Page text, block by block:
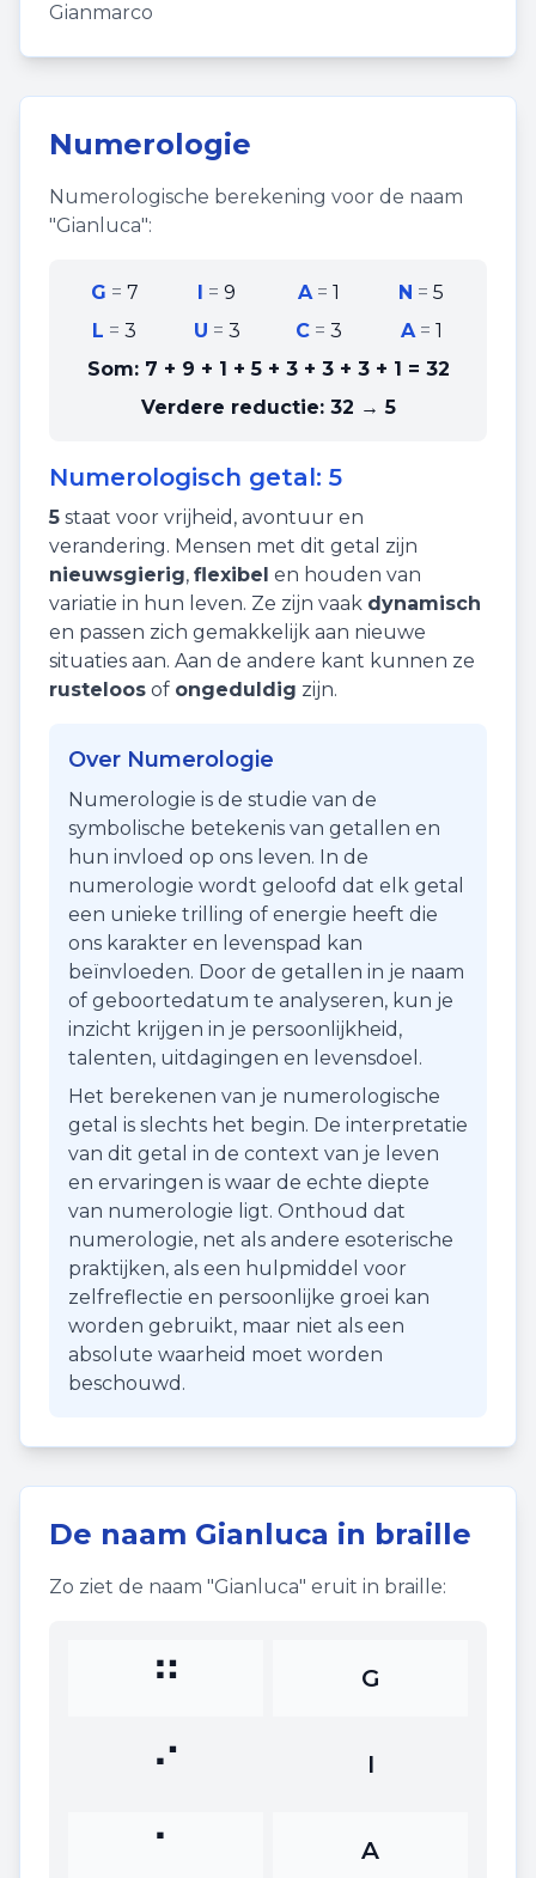
Gianmarco
Numerologie
Numerologische berekening voor de naam
"Gianluca":
G = 7 I =9 A=1 N =5
L =3 U = 3 C =3 A= 1
Som: 7 + 9 + 1 + 5 + 3 + 3 + 3 + 1 = 32
Verdere reductie: 32 → 5
Numerologisch getal: 5
5 staat voor vrijheid , avontuur en
verandering. Mensen met dit getal zijn
nieuwsgierig, flexibel en houden van
variatie in hun leven. Ze zijn vaak dynamisch
en passen zich gemakkelijk aan nieuwe
situaties aan. Aan de andere kant kunnen ze
rusteloos of ongeduldig zijn.
Over Numerologie
Numerologie is de studie van de
symbolische betekenis van getallen en
hun invloed op ons leven. In de
numerologie wordt geloofd dat elk getal
een unieke trilling of energie heeft die
ons karakter en levenspad kan
beïnvloeden. Door de getallen in je naam
of geboortedatum te analyseren, kun je
inzicht krijgen in je persoonlijkheid,
talenten, uitdagingen en levensdoel.
Het berekenen van je numerologische
getal is slechts het begin. De interpretatie
van dit getal in de context van je leven
en ervaringen is waar de echte diepte
van numerologie ligt. Onthoud dat
numerologie, net als andere esoterische
praktijken, als een hulpmiddel voor
zelfreflectie en persoonlijke groei kan
worden gebruikt, maar niet als een
absolute waarheid moet worden
beschouwd.
De naam Gianluca in braille
Zo ziet de naam "Gianluca" eruit in braille:
⠛ G
⠊ I
⠁ A